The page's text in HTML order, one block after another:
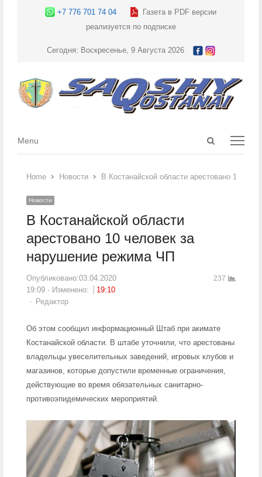
+7 776 701 74 04
Газета в PDF версии
реализуется по подписке
Сегодня: Воскресенье, 9 Августа 2026
Open
Menu
Menu
Home Новости В Костанайской области арестовано 10
Новости
В Костанайской области
арестовано 10 человек за
нарушение режима ЧП
Опубликовано:03.04.2020
19:09
Изменено:
19:10
Author
Редактор
237
Об этом сообщил информационный Штаб при акимате
Костанайской области. В штабе уточнили, что арестованы
владельцы увеселительных заведений, игровых клубов и
магазинов, которые допустили временные ограничения,
действующие во время обязательных санитарно-
противоэпидемических мероприятий.